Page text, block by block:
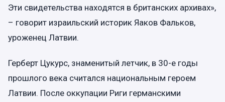
Эти свидетельства находятся в британских архивах»,
– говорит израильский историк Яаков Фальков,
уроженец Латвии.
Герберт Цукурс, знаменитый летчик, в 30-е годы
прошлого века считался национальным героем
Латвии. После оккупации Риги германскими